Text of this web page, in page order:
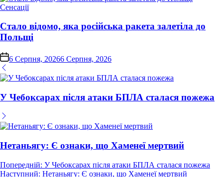
Опублікувати
Сенсації
Стало відомо, яка російська ракета залетіла до
Польщі
on6 Серпня, 20266 Серпня, 2026
У Чебоксарах після атаки БПЛА сталася пожежа
Нетаньягу: Є ознаки, що Хаменеї мертвий
Навігація
Попередній: У Чебоксарах після атаки БПЛА сталася пожежа
Наступний: Нетаньягу: Є ознаки, що Хаменеї мертвий